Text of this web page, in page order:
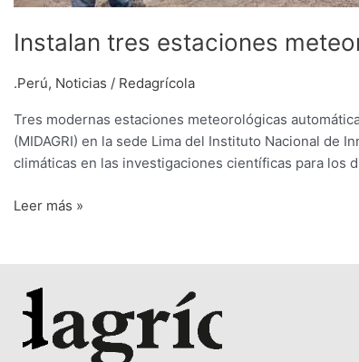
Instalan tres estaciones
.Perú, Noticias / Redagrícola
Tres modernas estaciones meteorológicas
(MIDAGRI) en la sede Lima del Instituto Nacional de
climáticas en las investigaciones científicas para los
Leer más »